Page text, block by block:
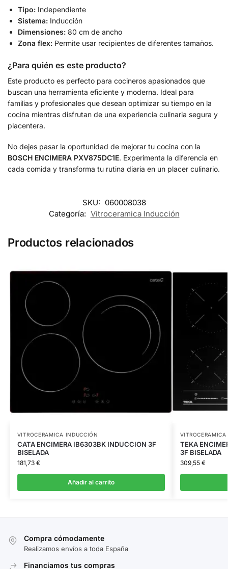
Tipo: Independiente
Sistema: Inducción
Dimensiones: 80 cm de ancho
Zona flex: Permite usar recipientes de diferentes tamaños.
¿Para quién es este producto?
Este producto es perfecto para cocineros apasionados que
buscan una herramienta eficiente y moderna. Ideal para
familias y profesionales que desean optimizar su tiempo en la
cocina mientras disfrutan de una experiencia culinaria segura y
placentera.
No dejes pasar la oportunidad de mejorar tu cocina con la
BOSCH ENCIMERA PXV875DC1E. Experimenta la diferencia en
cada comida y transforma tu rutina diaria en un placer culinario.
SKU: 060008038
Categoría: Vitroceramica Inducción
Productos relacionados
VITROCERAMICA INDUCCIÓN
CATA ENCIMERA IB6303BK INDUCCION 3F
BISELADA
181,73 €
Añadir al carrito
TEKA
3F BISELADA
309,55 €
Compra cómodamente
Realizamos envíos a toda España
Financiamos tus compras